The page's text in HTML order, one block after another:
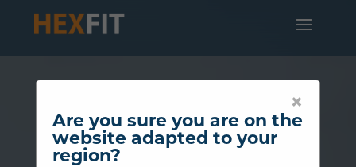
×
Are you sure you are on the
website adapted to your
region?